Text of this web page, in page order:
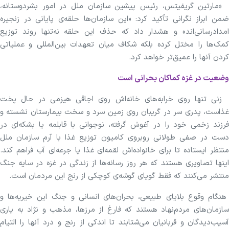
«مارتین گریفیتس، رئیس پیشین سازمان ملل در امور بشردوستانه،
ضمن ابراز نگرانی تأکید کرد: «این سازمان‌ها حلقه‌ی پایانی در زنجیره
امدادرسانی‌اند» و هشدار داد که حذف این حلقه نه‌تنها روند توزیع
کمک‌ها را مختل کرده بلکه شکاف میان تعهدات بین‌المللی و عملیاتی
کردن آنها را عمیق‌تر خواهد کرد.
وضعیت در غزه کماکان بحرانی است
زنی تنها روی خرابه‌های خانه‌اش روی اجاقی هیزمی در حال پخت
غذاست، پدری سر در گریبان روی زمین سرد و سخت بیمارستان نشسته و
فرزند زخمی خود را در آغوش گرفته، نوجوانی با قابلمه یا بشکه‌ای در
دست در صفی طولانی روبروی کامیون توزیع غذا با آرم سازمان ملل
منتظر ایستاده تا برای خانواده‌اش لقمه‌ای غذا یا جرعه‌ای آب فراهم کند.
اینها تصاویری هستند که هر روز رسانه‌ها از زندگی در غزه در سایه جنگ
منتشر می‌کنند که فقط گویای گوشه‌ی کوچکی از رنج این مردمان است.
هنگام وقوع بلایای طبیعی، بحران‌های انسانی و جنگ این خیریه‌ها و
سازمان‌های مردم‌نهاد هستند که فارغ از مرزها، مذهب و نژاد به یاری
آسیب‌دیدگان و قربانیان می‌شتابند تا اندکی از رنج و درد آنها را التیام